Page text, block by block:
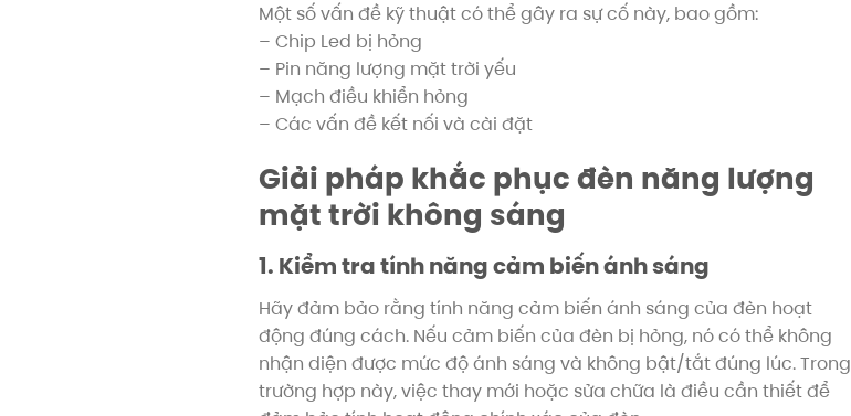
Một số vấn đề kỹ thuật có thể gây ra sự cố này, bao gồm:
– Chip Led bị hỏng
– Pin năng lượng mặt trời yếu
– Mạch điều khiển hỏng
– Các vấn đề kết nối và cài đặt
Giải pháp khắc phục đèn năng lượng
mặt trời không sáng
1. Kiểm tra tính năng cảm biến ánh sáng
Hãy đảm bảo rằng tính năng cảm biến ánh sáng của đèn hoạt
động đúng cách. Nếu cảm biến của đèn bị hỏng, nó có thể không
nhận diện được mức độ ánh sáng và không bật/tắt đúng lúc. Trong
trường hợp này, việc thay mới hoặc sửa chữa là điều cần thiết để